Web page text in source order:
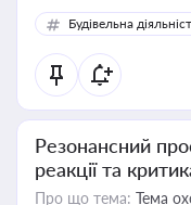
Будівельна
Резонансний
реакції та
Про що тема: Тема